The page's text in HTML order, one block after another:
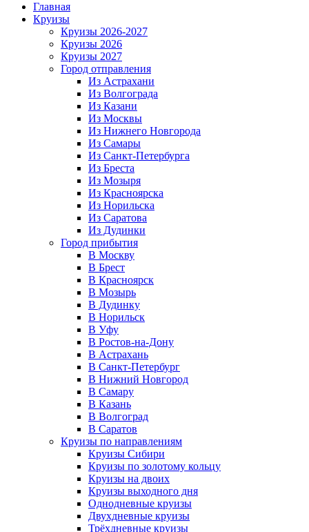
Главная
Круизы
Круизы 2026-2027
Круизы 2026
Круизы 2027
Город отправления
Из Астрахани
Из Волгограда
Из Казани
Из Москвы
Из Нижнего Новгорода
Из Самары
Из Санкт-Петербурга
Из Бреста
Из Мозыря
Из Красноярска
Из Норильска
Из Саратова
Из Дудинки
Город прибытия
В Москву
В Брест
В Красноярск
В Мозырь
В Дудинку
В Норильск
В Уфу
В Ростов-на-Дону
В Астрахань
В Санкт-Петербург
В Нижний Новгород
В Самару
В Казань
В Волгоград
В Саратов
Круизы по направлениям
Круизы Сибири
Круизы по золотому кольцу
Круизы на двоих
Круизы выходного дня
Однодневные круизы
Двухдневные круизы
Трёхдневные круизы